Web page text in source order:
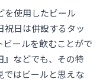
を使用したビール
祝日は併設するタッ
ールを飲むことがで
』などでも、その特
ではビールと思えな